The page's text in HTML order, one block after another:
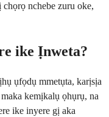
nchebe zuru oke,
ike Ịnweta?
ụfọdụ mmetụta, karịsịa
kemịkalụ ọhụrụ, na
ike inyere gị aka